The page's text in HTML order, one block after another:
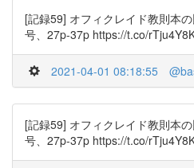
[記録59] オフィクレイド教則本
号、27p-37p https://t.co/
2021-04-01 08:18:55
[記録59] オフィクレイド教則本
号、27p-37p https://t.co/